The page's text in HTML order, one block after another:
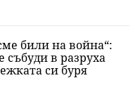
били на война“:
събуди в разруха
си буря